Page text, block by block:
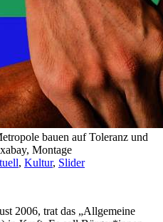
bauen auf Toleranz und
Montage
, Kultur, Slider
2006, trat das „Allgemeine